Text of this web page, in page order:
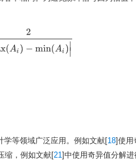
(A
学等领域广泛应用。例如文献[18]使用
缩，例如文献[21]中使用奇异值分解